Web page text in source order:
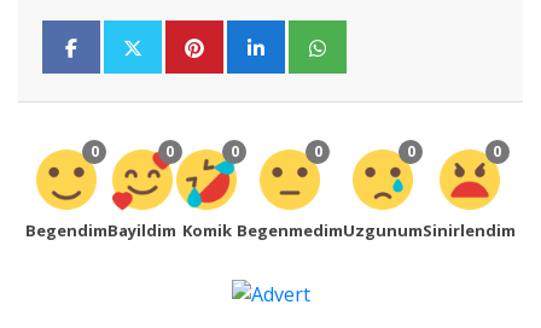
0
Begendim
0
Bayildim
0
Komik
0
Begenmedim
0
Uzgunum
0
Sinirlendim